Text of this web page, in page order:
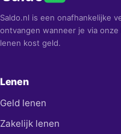
Saldo.nl is een onafhankelijke
ontvangen wanneer je via
lenen kost geld.
Lenen
Geld lenen
Zakelijk lenen